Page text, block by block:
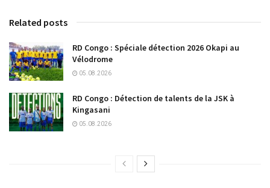
Related posts
RD Congo : Spéciale détection 2026 Okapi au
Vélodrome
05.08.2026
RD Congo : Détection de talents de la JSK à
Kingasani
05.08.2026